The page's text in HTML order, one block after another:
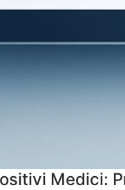
Medici: